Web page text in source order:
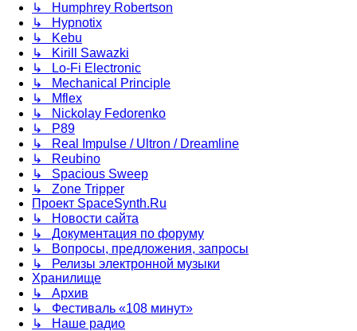
↳ Humphrey Robertson
↳ Hypnotix
↳ Kebu
↳ Kirill Sawazki
↳ Lo-Fi Electronic
↳ Mechanical Principle
↳ Mflex
↳ Nickolay Fedorenko
↳ P89
↳ Real Impulse / Ultron / Dreamline
↳ Reubino
↳ Spacious Sweep
↳ Zone Tripper
Проект SpaceSynth.Ru
↳ Новости сайта
↳ Документация по форуму
↳ Вопросы, предложения, запросы
↳ Релизы электронной музыки
Хранилище
↳ Архив
↳ Фестиваль «108 минут»
↳ Наше радио